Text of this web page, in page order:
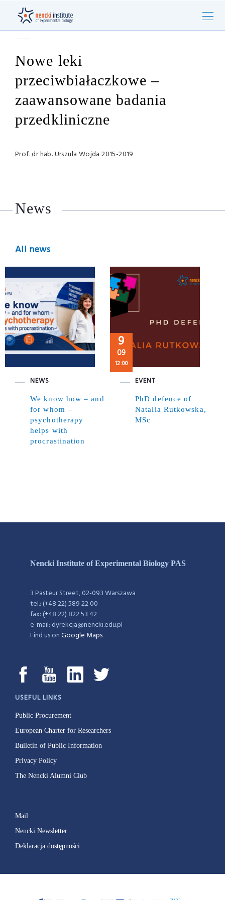
Nowe leki
przeciwbiałaczkowe –
zaawansowane badania
przedkliniczne
Prof. dr hab. Urszula Wojda 2015-2019
News
All news
NEWS
We know how – and
for whom –
psychotherapy
helps with
procrastination
9
09
12:00
EVENT
PhD defence of
Natalia Rutkowska,
MSc
Nencki Institute of Experimental Biology PAS
3 Pasteur Street, 02-093 Warszawa
tel.: (+48 22) 589 22 00
fax: (+48 22) 822 53 42
e-mail: dyrekcja@nencki.edu.pl
Find us onGoogle Maps
USEFUL LINKS
Public Procurement
European Charter for Researchers
Bulletin of Public Information
Privacy Policy
The Nencki Alumni Club
Mail
Nencki Newsletter
Deklaracja dostępności